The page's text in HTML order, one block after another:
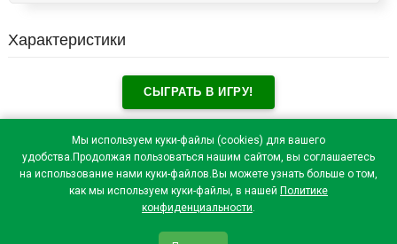
Мы используем куки-файлы (cookies) для вашего
удобства.Продолжая пользоваться нашим сайтом, вы соглашаетесь
на использование нами куки-файлов.Вы можете узнать больше о том,
как мы используем куки-файлы, в нашей Политике
конфиденциальности.
Характеристики
СЫГРАТЬ В ИГРУ!